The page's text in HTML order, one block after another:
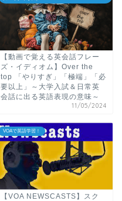
【動画で覚える英会話フレー
ズ・イディオム】Over the
top 「やりすぎ」「極端」「必
要以上」～大学入試＆日常英
会話に出る英語表現の意味～
11/05/2024
VOAで英語学習！
【VOA NEWSCASTS】スク